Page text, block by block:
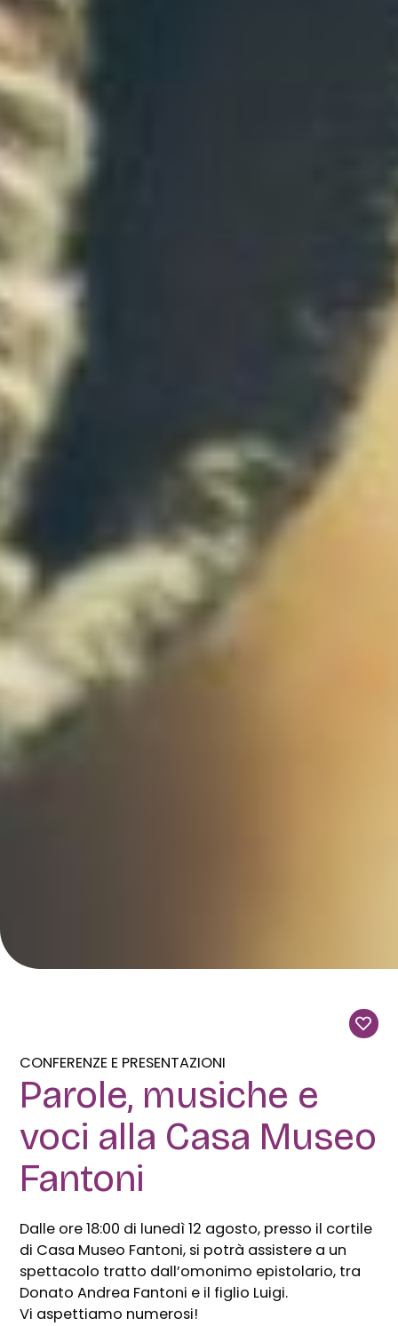
CONFERENZE E PRESENTAZIONI
Parole, musiche e
voci alla Casa Museo
Fantoni
Dalle ore 18:00 di lunedì 12 agosto, presso il cortile
di Casa Museo Fantoni, si potrà assistere a un
spettacolo tratto dall’omonimo epistolario, tra
Donato Andrea Fantoni e il figlio Luigi.
Vi aspettiamo numerosi!